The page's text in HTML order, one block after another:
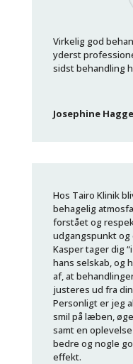
Virkelig god
yderst
sidst behandling
Josephine
Hos Tairo Klinik
behagelig
forstået og
udgangspunkt og
Kasper tager dig
hans selskab, og
af, at
justeres ud fra
Personligt er jeg
smil på læben,
samt en
bedre og nogle
effekt.